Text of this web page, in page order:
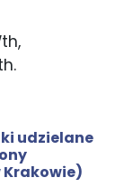
udzielane
Krakowie)